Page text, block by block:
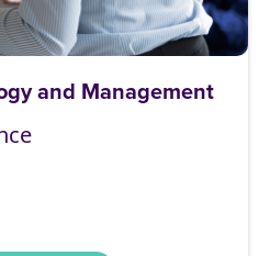
and Management